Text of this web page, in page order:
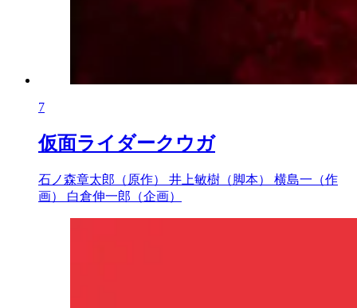
7
仮面ライダークウガ
石ノ森章太郎（原作） 井上敏樹（脚本） 横島一（作
画） 白倉伸一郎（企画）